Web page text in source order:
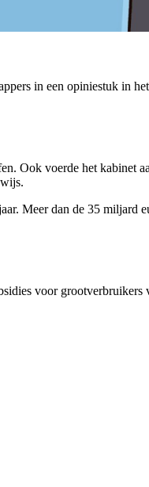
in een opiniestuk in
Ook voerde het kabinet
Meer dan de 35 miljard
voor grootverbruikers